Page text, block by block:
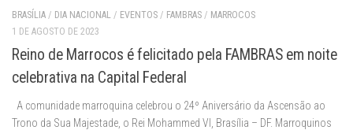
BRASÍLIA / DIA NACIONAL / EVENTOS / FAMBRAS / MARROCOS
1 DE AGOSTO DE 2023
Reino de Marrocos é felicitado pela FAMBRAS em noite
celebrativa na Capital Federal
A comunidade marroquina celebrou o 24º Aniversário da Ascensão ao
Trono da Sua Majestade, o Rei Mohammed VI, Brasília – DF. Marroquinos